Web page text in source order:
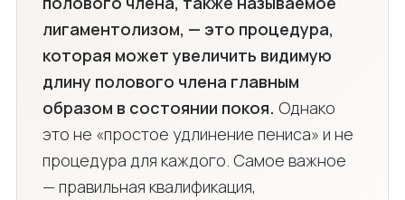
лигаментолизом, — это процедура,
которая может увеличить видимую
длину полового члена главным
образом в состоянии покоя. Однако
это не «простое удлинение пениса» и не
процедура для каждого. Самое важное
— правильная квалификация,